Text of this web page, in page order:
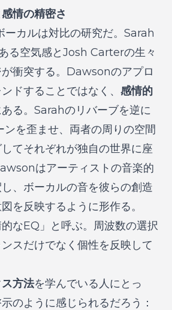
情の精密さ
ーカルは対比の研究だ。Sarah
る空気感とJosh Carterの生々
が衝突する。Dawsonのアプロ
ドすることではなく、 感情的
ある。Sarahのリバーブを逆に
を歪ませ、両者の周りの空間
てそれぞれが独自の世界に座
はアーティストの音楽的
、ボーカルの音を彼らの創造
を反映するように形作る。
なEQ 」と呼ぶ。周波数の選択
スだけでなく個性を反映して
方法を学んでいる人にとっ
のように感じられるだろう：